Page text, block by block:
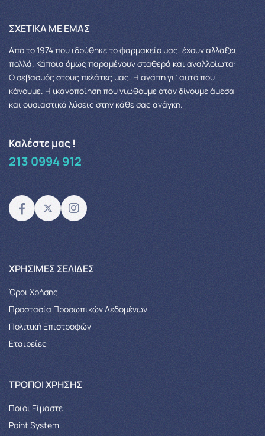
ΣΧΕΤΙΚΆ ΜΕ ΕΜΆΣ
Από το 1974 που ιδρύθηκε το φαρμακείο μας, έχουν αλλάξει
πολλά. Κάποια όμως παραμένουν σταθερά και αναλλοίωτα:
Ο σεβασμός στους πελάτες μας. Η αγάπη γι΄αυτό που
κάνουμε. Η ικανοποίηση που νιώθουμε όταν δίνουμε άμεσα
και ουσιαστικά λύσεις στην κάθε σας ανάγκη.
Καλέστε μας !
213 0994 912
XΡΉΣΙΜΕΣ ΣΕΛΊΔΕΣ
Όροι Χρήσης
Προστασία Προσωπικών Δεδομένων
Πολιτική Επιστροφών
Εταιρείες
ΤΡΌΠΟΙ ΧΡΉΣΗΣ
Ποιοι Είμαστε
Point System